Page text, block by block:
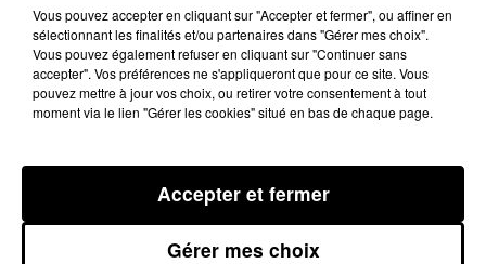
13 juillet 2023 - 3 min
LES INFOS DE L'ARIEGE DU 13/07/2023 À
18H01
Podcasts infos de l'Ariège
Vous pouvez accepter en cliquant sur "Accepter et fermer", ou affiner en
sélectionnant les finalités et/ou partenaires dans "Gérer mes choix".
Vous pouvez également refuser en cliquant sur "Continuer sans
accepter". Vos préférences ne s'appliqueront que pour ce site. Vous
pouvez mettre à jour vos choix, ou retirer votre consentement à tout
moment via le lien "Gérer les cookies" situé en bas de chaque page.
Gérer mes choix
Accepter et fermer